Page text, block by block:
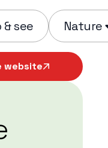
& see Nature
website